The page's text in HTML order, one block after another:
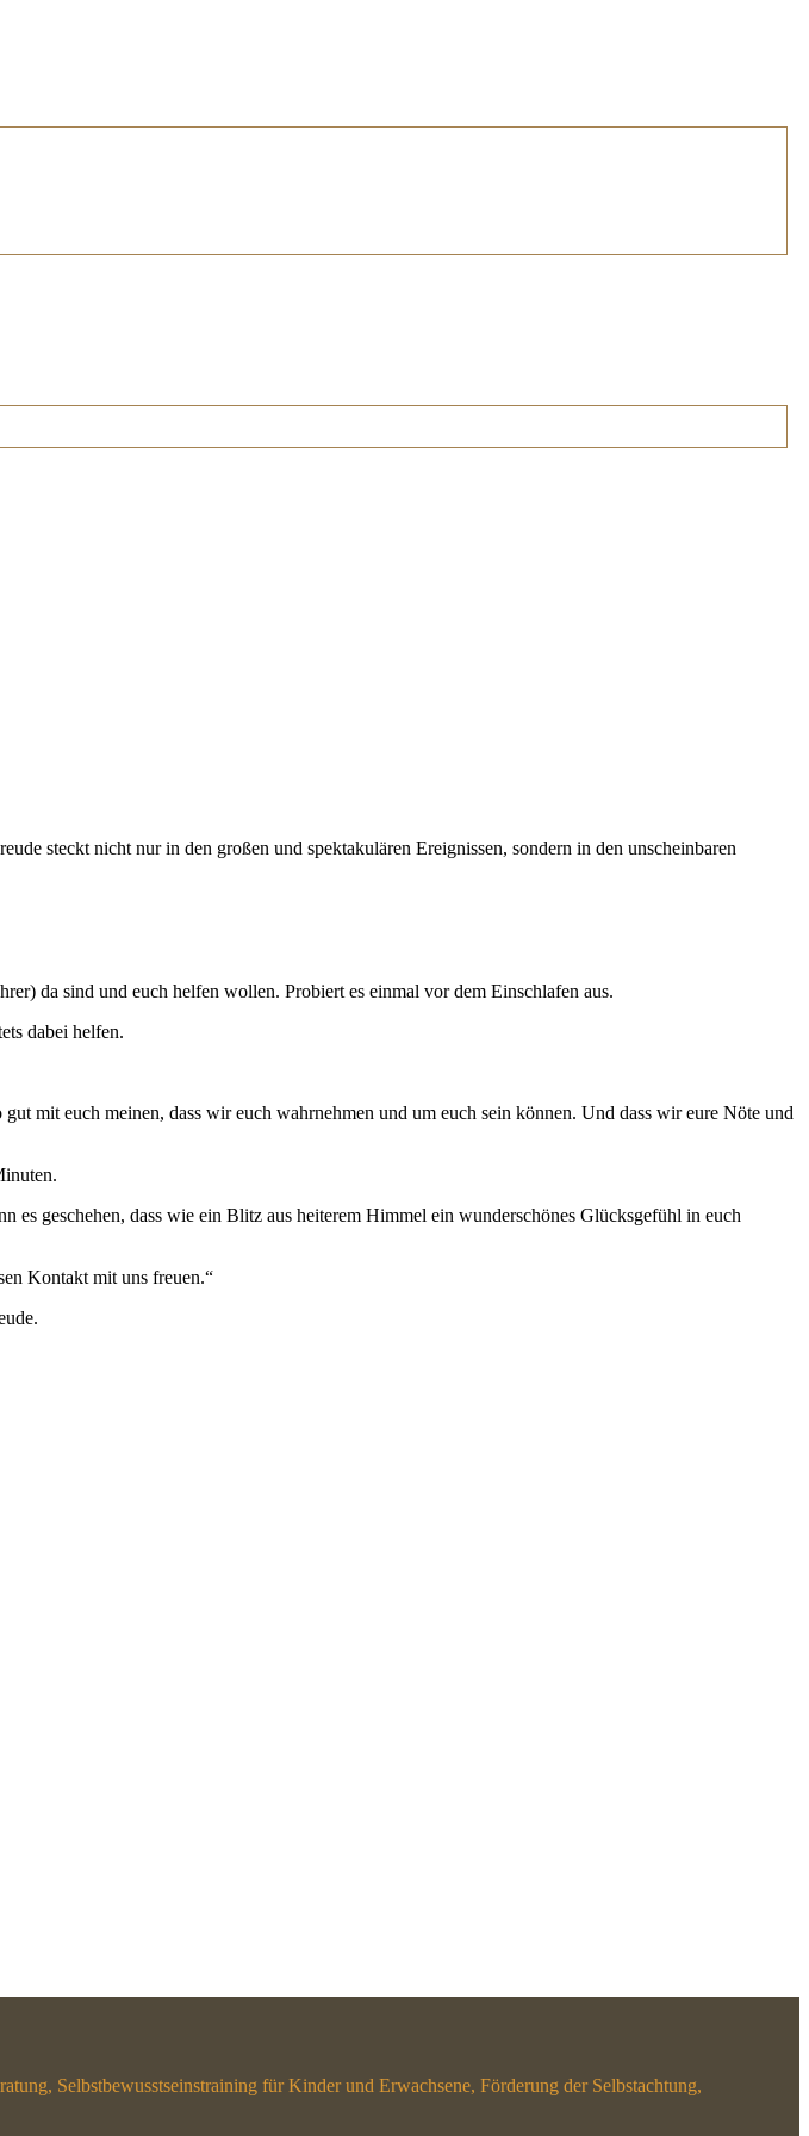
steckt nicht nur in den großen und spektakulären Ereignissen, sondern in den unscheinbaren
da sind und euch helfen wollen. Probiert es einmal vor dem Einschlafen aus.
dabei helfen.
mit euch meinen, dass wir euch wahrnehmen und um euch sein können. Und dass wir eure Nöte und
geschehen, dass wie ein Blitz aus heiterem Himmel ein wunderschönes Glücksgefühl in euch
Kontakt mit uns freuen.“
Selbstbewusstseinstraining für Kinder und Erwachsene, Förderung der Selbstachtung,